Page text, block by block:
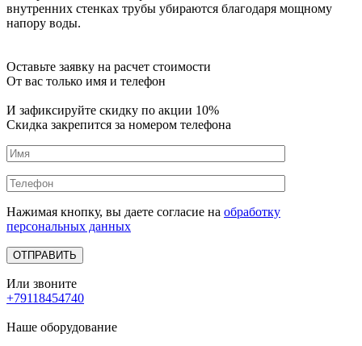
внутренних стенках трубы убираются благодаря мощному
напору воды.
Оставьте заявку на расчет стоимости
От вас только имя и телефон
И зафиксируйте скидку по акции 10%
Скидка закрепится за номером телефона
Нажимая кнопку, вы даете согласие на обработку
персональных данных
Или звоните
+79118454740
Наше оборудование